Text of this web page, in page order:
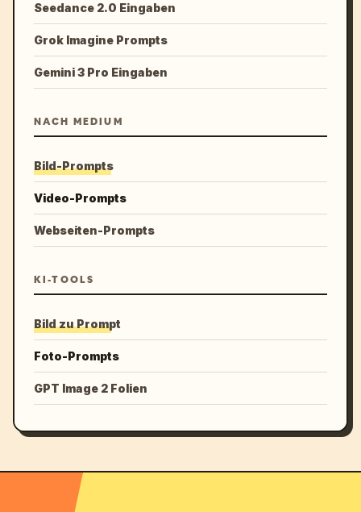
Seedance 2.0 Eingaben
Grok Imagine Prompts
Gemini 3 Pro Eingaben
NACH MEDIUM
Bild-Prompts
Video-Prompts
Webseiten-Prompts
KI-TOOLS
Bild zu Prompt
Foto-Prompts
GPT Image 2 Folien